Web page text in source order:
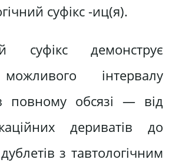
суфікс -иц(я).
суфікс демонструє
інтервалу
повному обсязі — від
дериватів до
з тавтологічним